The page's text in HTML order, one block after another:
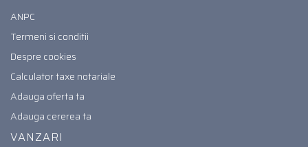
ANPC
Termeni si conditii
Despre cookies
Calculator taxe notariale
Adauga oferta ta
Adauga cererea ta
VANZARI